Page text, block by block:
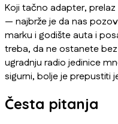
Koji tačno adapter, prelaz
— najbrže je da nas
marku i godište auta i
treba, da ne ostanete
ugradnju radio jedinice
sigurni, bolje je prepustiti
Česta pitanja